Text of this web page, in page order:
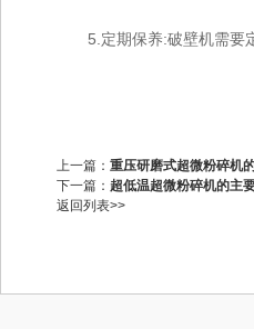
5.定期保养:破壁机需要定
上一篇： 重压研磨式超微粉碎机
下一篇： 超低温超微粉碎机的主
返回列表>>